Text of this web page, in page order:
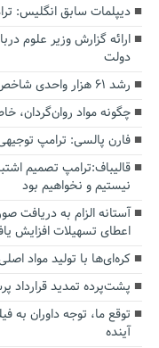
دیپلمات سابق انگلیس:‌
ارائه گزارش وزیر علوم
دولت
رشد ۶۱ هزار واحدی شاخص بورس
چگونه مواد روان‌گردان،
فارن پالسی: ترامپ
قالیباف:ترامپ تصمیم
نیستیم و نخواهیم بود
اعطای تسهیلات افزایش
کره‌ای‌ها با تولید مواد
پشت‌پرده تمدید قرارداد
توقع ما، توجه داوران به
آینده